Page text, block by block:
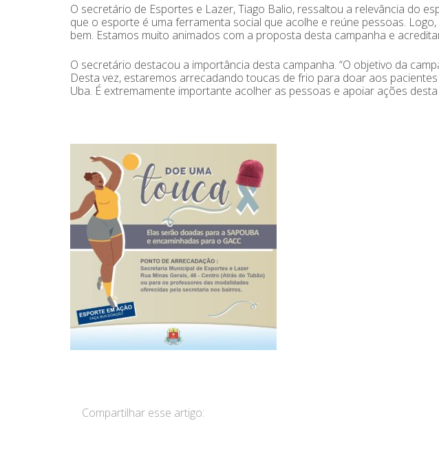
O secretário de Esportes e Lazer, Tiago Balio, ressaltou a relevância do
que o esporte é uma ferramenta social que acolhe e reúne pessoas.
bem. Estamos muito animados com a proposta desta campanha e
O secretário destacou a importância desta campanha. “O objetivo da
Desta vez, estaremos arrecadando toucas de frio para doar aos
Uba. É extremamente importante acolher as pessoas e apoiar ações desta
Compartilhar esse artigo: